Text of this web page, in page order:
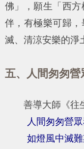
佛」，願生「西
伴，有極樂可歸
滅、清涼安樂的淨
五、人間匆匆營
善導大師《往生
人間匆匆營
如燈風中滅